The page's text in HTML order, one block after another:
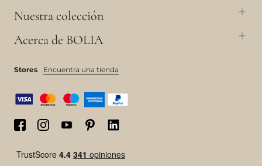
Nuestra colección
Acerca de BOLIA
Stores Encuentra una tienda